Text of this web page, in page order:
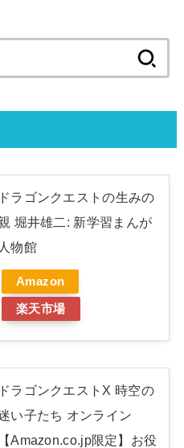
索:
ドラゴンクエストの生みの
堀井雄二: 新学習まんが
人物館
Amazon
楽天市場
ドラゴンクエストX 時空の
い子たち オンライン
【Amazon.co.jp限定】お役